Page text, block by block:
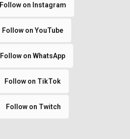
Follow on Instagram
Follow on YouTube
Follow on WhatsApp
Follow on TikTok
Follow on Twitch